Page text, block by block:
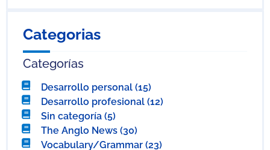
Categorias
Categorías
Desarrollo personal (15)
Desarrollo profesional (12)
Sin categoría (5)
The Anglo News (30)
Vocabulary/Grammar (23)